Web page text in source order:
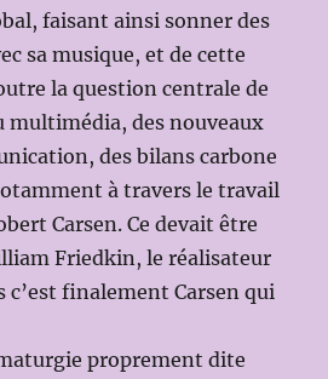
faisant ainsi sonner des
sa musique, et de cette
la question centrale de
multimédia, des nouveaux
des bilans carbone
à travers le travail
Carsen. Ce devait être
Friedkin, le réalisateur
c’est finalement Carsen qui
proprement dite